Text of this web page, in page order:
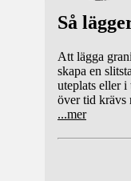
Så
Att lägga
skapa en
uteplats eller i
över tid krävs
...mer